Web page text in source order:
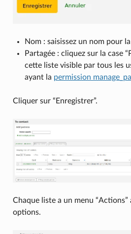
Nom : saisissez un nom pour
Partagée : cliquez sur la case
cette liste visible par tous les
ayant la permission
Cliquer sur “Enregistrer”.
Chaque liste a un menu “Actions”
options.